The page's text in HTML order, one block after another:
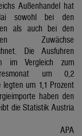
Außenhandel hat
sowohl bei den
als auch bei den
Zuwächse
Die Ausfuhren
im Vergleich zum
um 0,2
um 1,1 Prozent
haben den
die Statistik Austria
APA